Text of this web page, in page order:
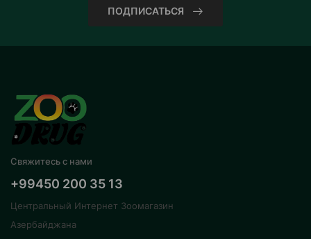
ПОДПИСАТЬСЯ
Свяжитесь с нами
+99450 200 35 13
Центральный Интернет Зоомагазин
Азербайджана